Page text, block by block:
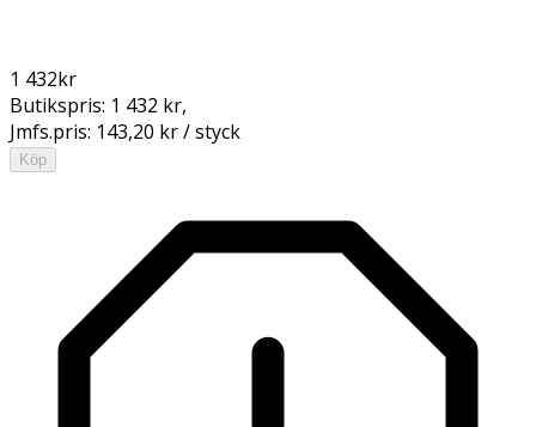
1 432kr
Butikspris: 1 432 kr,
Jmfs.pris: 143,20 kr / styck
Köp